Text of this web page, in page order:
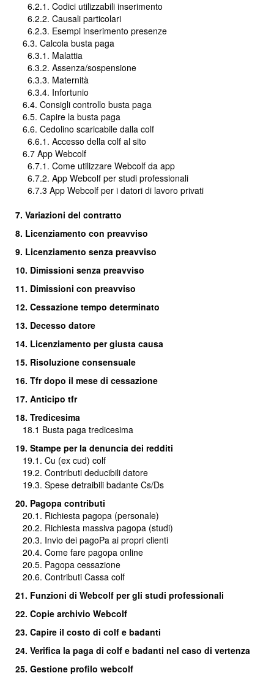
6.2.1. Codici utilizzabili inserimento
6.2.2. Causali particolari
6.2.3. Esempi inserimento presenze
6.3. Calcola busta paga
6.3.1. Malattia
6.3.2. Assenza/sospensione
6.3.3. Maternità
6.3.4. Infortunio
6.4. Consigli controllo busta paga
6.5. Capire la busta paga
6.6. Cedolino scaricabile dalla colf
6.6.1. Accesso della colf al sito
6.7 App Webcolf
6.7.1. Come utilizzare Webcolf da app
6.7.2. App Webcolf per studi professionali
6.7.3 App Webcolf per i datori di lavoro privati
7. Variazioni del contratto
8. Licenziamento con preavviso
9. Licenziamento senza preavviso
10. Dimissioni senza preavviso
11. Dimissioni con preavviso
12. Cessazione tempo determinato
13. Decesso datore
14. Licenziamento per giusta causa
15. Risoluzione consensuale
16. Tfr dopo il mese di cessazione
17. Anticipo tfr
18. Tredicesima
18.1 Busta paga tredicesima
19. Stampe per la denuncia dei redditi
19.1. Cu (ex cud) colf
19.2. Contributi deducibili datore
19.3. Spese detraibili badante Cs/Ds
20. Pagopa contributi
20.1. Richiesta pagopa (personale)
20.2. Richiesta massiva pagopa (studi)
20.3. Invio dei pagoPa ai propri clienti
20.4. Come fare pagopa online
20.5. Pagopa cessazione
20.6. Contributi Cassa colf
21. Funzioni di Webcolf per gli studi professionali
22. Copie archivio Webcolf
23. Capire il costo di colf e badanti
24. Verifica la paga di colf e badanti nel caso di vertenza
25. Gestione profilo webcolf